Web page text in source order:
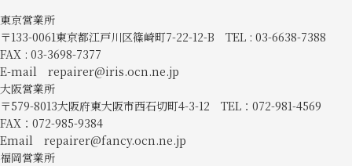
東京営業所
〒133-0061東京都江戸川区篠崎町7-22-12-B TEL : 03-6638-7388
FAX : 03-3698-7377
E-mail repairer@iris.ocn.ne.jp
大阪営業所
〒579-8013大阪府東大阪市西石切町4-3-12 TEL：072-981-4569
FAX：072-985-9384
Email repairer@fancy.ocn.ne.jp
福岡営業所